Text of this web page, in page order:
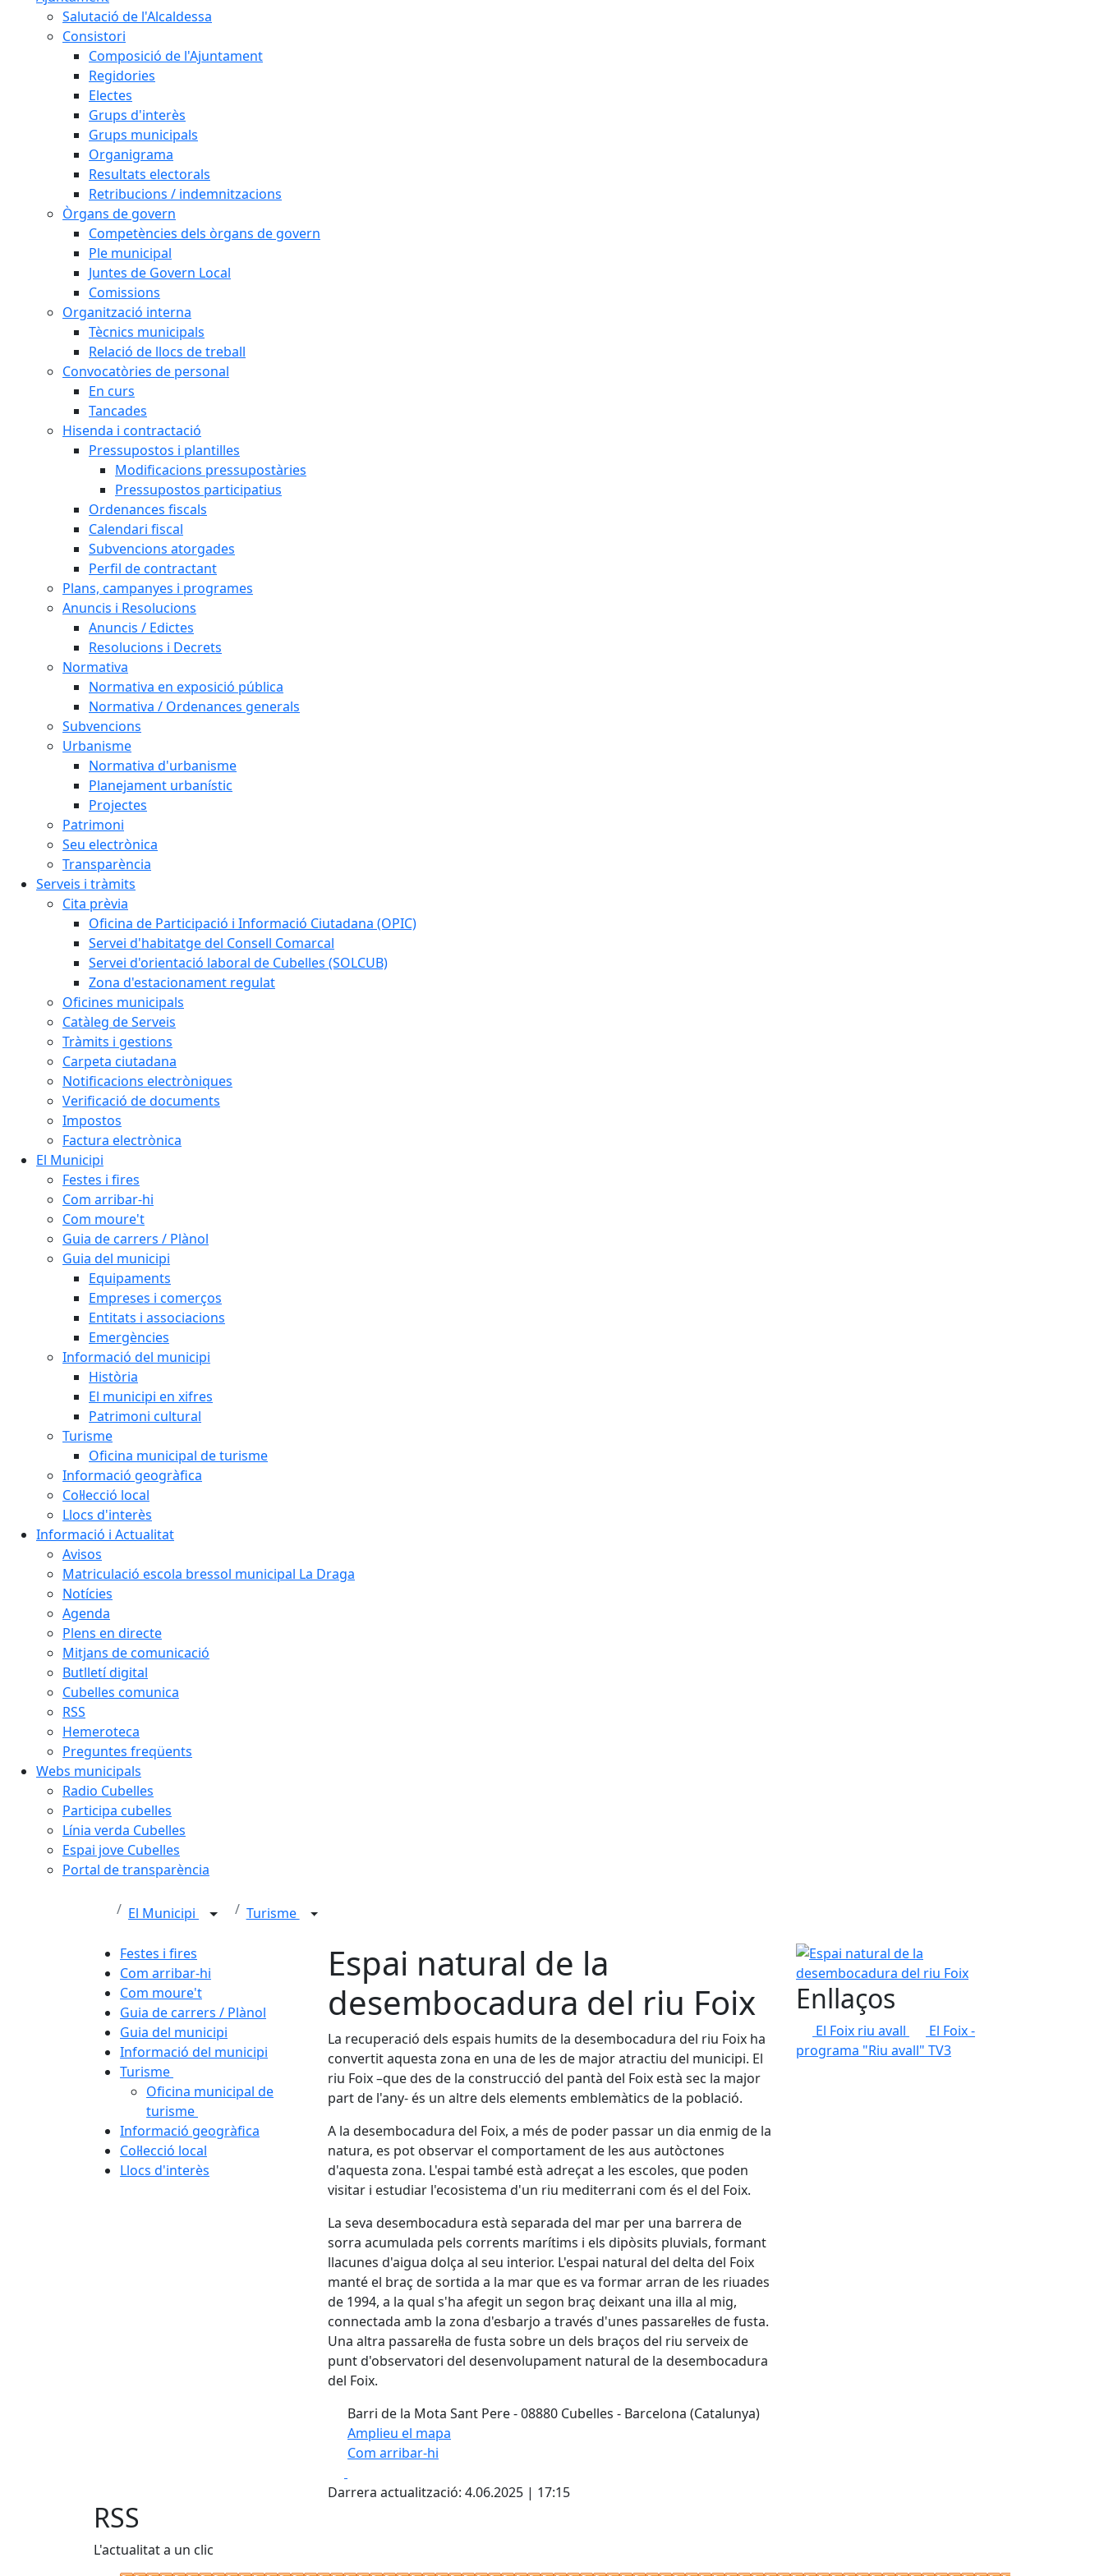
Salutació de l'Alcaldessa
Consistori
Composició de l'Ajuntament
Regidories
Electes
Grups d'interès
Grups municipals
Organigrama
Resultats electorals
Retribucions / indemnitzacions
Òrgans de govern
Competències dels òrgans de govern
Ple municipal
Juntes de Govern Local
Comissions
Organització interna
Tècnics municipals
Relació de llocs de treball
Convocatòries de personal
En curs
Tancades
Hisenda i contractació
Pressupostos i plantilles
Modificacions pressupostàries
Pressupostos participatius
Ordenances fiscals
Calendari fiscal
Subvencions atorgades
Perfil de contractant
Plans, campanyes i programes
Anuncis i Resolucions
Anuncis / Edictes
Resolucions i Decrets
Normativa
Normativa en exposició pública
Normativa / Ordenances generals
Subvencions
Urbanisme
Normativa d'urbanisme
Planejament urbanístic
Projectes
Patrimoni
Seu electrònica
Transparència
Serveis i tràmits
Cita prèvia
Oficina de Participació i Informació Ciutadana (OPIC)
Servei d'habitatge del Consell Comarcal
Servei d'orientació laboral de Cubelles (SOLCUB)
Zona d'estacionament regulat
Oficines municipals
Catàleg de Serveis
Tràmits i gestions
Carpeta ciutadana
Notificacions electròniques
Verificació de documents
Impostos
Factura electrònica
El Municipi
Festes i fires
Com arribar-hi
Com moure't
Guia de carrers / Plànol
Guia del municipi
Equipaments
Empreses i comerços
Entitats i associacions
Emergències
Informació del municipi
Història
El municipi en xifres
Patrimoni cultural
Turisme
Oficina municipal de turisme
Informació geogràfica
Col·lecció local
Llocs d'interès
Informació i Actualitat
Avisos
Matriculació escola bressol municipal La Draga
Notícies
Agenda
Plens en directe
Mitjans de comunicació
Butlletí digital
Cubelles comunica
RSS
Hemeroteca
Preguntes freqüents
Webs municipals
Radio Cubelles
Participa cubelles
Línia verda Cubelles
Espai jove Cubelles
Portal de transparència
El Municipi Turisme
Festes i fires
Com arribar-hi
Com moure't
Guia de carrers / Plànol
Guia del municipi
Informació del municipi
Turisme
Oficina municipal de
turisme
Informació geogràfica
Col·lecció local
Llocs d'interès
Espai natural de la
desembocadura del riu Foix
La recuperació dels espais humits de la desembocadura del riu Foix ha
convertit aquesta zona en una de les de major atractiu del municipi. El
riu Foix –que des de la construcció del pantà del Foix està sec la major
part de l'any- és un altre dels elements emblemàtics de la població.
A la desembocadura del Foix, a més de poder passar un dia enmig de la
natura, es pot observar el comportament de les aus autòctones
d'aquesta zona. L'espai també està adreçat a les escoles, que poden
visitar i estudiar l'ecosistema d'un riu mediterrani com és el del Foix.
La seva desembocadura està separada del mar per una barrera de
sorra acumulada pels corrents marítims i els dipòsits pluvials, formant
llacunes d'aigua dolça al seu interior. L'espai natural del delta del Foix
manté el braç de sortida a la mar que es va formar arran de les riuades
de 1994, a la qual s'ha afegit un segon braç deixant una illa al mig,
connectada amb la zona d'esbarjo a través d'unes passarel·les de fusta.
Una altra passarel·la de fusta sobre un dels braços del riu serveix de
punt d'observatori del desenvolupament natural de la desembocadura
del Foix.
Barri de la Mota Sant Pere - 08880 Cubelles - Barcelona (Catalunya)
Amplieu el mapa
Com arribar-hi
+
Darrera actualització: 4.06.2025 | 17:15
Espai natural de la desembocadura del riu Foix
Enllaços
El Foix riu avall
El Foix -
programa "Riu avall" TV3
RSS
L'actualitat a un clic